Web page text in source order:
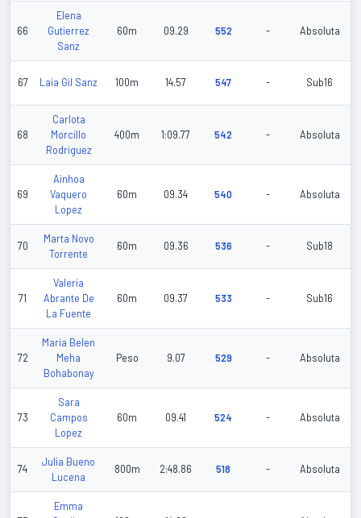
66
Elena
Gutierrez
Sanz
60m 09.29 552 - Absoluta
67 Laia Gil Sanz 100m 14.57 547 - Sub16
68
Carlota
Morcillo
Rodriguez
400m 1:09.77 542 - Absoluta
69
Ainhoa
Vaquero
Lopez
60m 09.34 540 - Absoluta
70
Marta Novo
Torrente
60m 09.36 536 - Sub18
71
Valeria
Abrante De
La Fuente
60m 09.37 533 - Sub16
72
Maria Belen
Meha
Bohabonay
Peso 9.07 529 - Absoluta
73
Sara
Campos
Lopez
60m 09.41 524 - Absoluta
74
Julia Bueno
Lucena
800m 2:48.86 518 - Absoluta
Emma